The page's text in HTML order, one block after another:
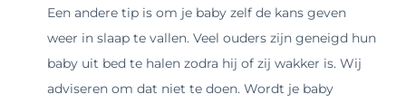
Een andere tip is om je baby zelf de kans geven
weer in slaap te vallen. Veel ouders zijn geneigd hun
baby uit bed te halen zodra hij of zij wakker is. Wij
adviseren om dat niet te doen. Wordt je baby